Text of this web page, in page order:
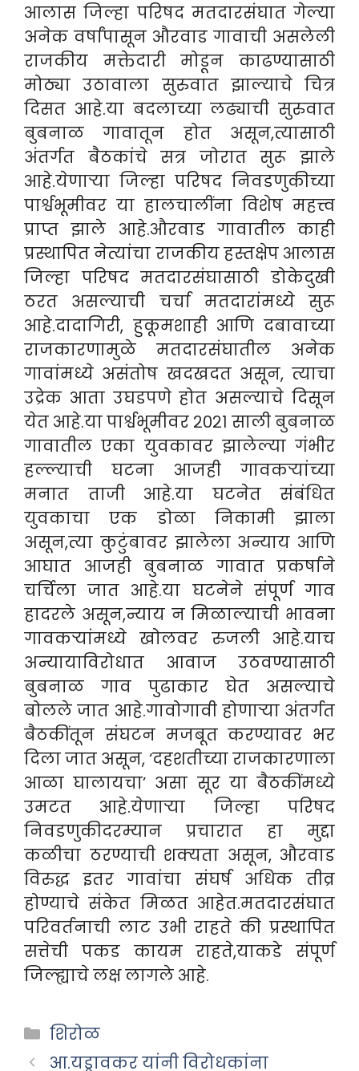
आलास जिल्हा परिषद मतदारसंघात गेल्या
अनेक वर्षांपासून औरवाड गावाची असलेली
राजकीय मक्तेदारी मोडून काढण्यासाठी
मोठ्या उठावाला सुरुवात झाल्याचे चित्र
दिसत आहे.या बदलाच्या लढ्याची सुरुवात
बुबनाळ गावातून होत असून,त्यासाठी
अंतर्गत बैठकांचे सत्र जोरात सुरू झाले
आहे.येणाऱ्या जिल्हा परिषद निवडणुकीच्या
पार्श्वभूमीवर या हालचालींना विशेष महत्त्व
प्राप्त झाले आहे.औरवाड गावातील काही
प्रस्थापित नेत्यांचा राजकीय हस्तक्षेप आलास
जिल्हा परिषद मतदारसंघासाठी डोकेदुखी
ठरत असल्याची चर्चा मतदारांमध्ये सुरू
आहे.दादागिरी, हुकूमशाही आणि दबावाच्या
राजकारणामुळे मतदारसंघातील अनेक
गावांमध्ये असंतोष खदखदत असून, त्याचा
उद्रेक आता उघडपणे होत असल्याचे दिसून
येत आहे.या पार्श्वभूमीवर २०२१ साली बुबनाळ
गावातील एका युवकावर झालेल्या गंभीर
हल्ल्याची घटना आजही गावकऱ्यांच्या
मनात ताजी आहे.या घटनेत संबंधित
युवकाचा एक डोळा निकामी झाला
असून,त्या कुटुंबावर झालेला अन्याय आणि
आघात आजही बुबनाळ गावात प्रकर्षाने
चर्चिला जात आहे.या घटनेने संपूर्ण गाव
हादरले असून,न्याय न मिळाल्याची भावना
गावकऱ्यांमध्ये खोलवर रुजली आहे.याच
अन्यायाविरोधात आवाज उठवण्यासाठी
बुबनाळ गाव पुढाकार घेत असल्याचे
बोलले जात आहे.गावोगावी होणाऱ्या अंतर्गत
बैठकींतून संघटन मजबूत करण्यावर भर
दिला जात असून, ‘दहशतीच्या राजकारणाला
आळा घालायचा’ असा सूर या बैठकींमध्ये
उमटत आहे.येणाऱ्या जिल्हा परिषद
निवडणुकीदरम्यान प्रचारात हा मुद्दा
कळीचा ठरण्याची शक्यता असून, औरवाड
विरुद्ध इतर गावांचा संघर्ष अधिक तीव्र
होण्याचे संकेत मिळत आहेत.मतदारसंघात
परिवर्तनाची लाट उभी राहते की प्रस्थापित
सत्तेची पकड कायम राहते,याकडे संपूर्ण
जिल्ह्याचे लक्ष लागले आहे.
Categories
शिरोळ
आ.यड्रावकर यांनी विरोधकांना